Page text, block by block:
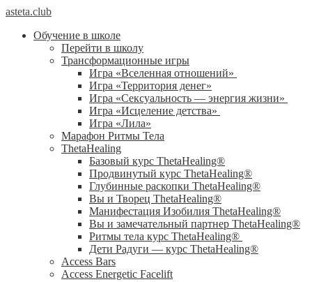
asteta.club
Обучение в школе
Перейти в школу
Трансформационные игры
Игра «Вселенная отношений»
Игра «Территория денег»
Игра «Сексуальность — энергия жизни»
Игра «Исцеление детства»
Игра «Лила»
Марафон Ритмы Тела
ThetaHealing
Базовый курс ThetaHealing®
Продвинутый курс ThetaHealing®
Глубинные раскопки ThetaHealing®
Вы и Творец ThetaHealing®
Манифестация Изобилия ThetaHealing®
Вы и замечательный партнер ThetaHealing®
Ритмы тела курс ThetaHealing®
Дети Радуги — курс ThetaHealing®
Access Bars
Access Energetic Facelift